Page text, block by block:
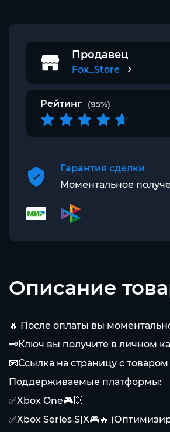
Продавец
Fox_Store
Рейтинг (95%)
Гарантия сделки
Моментальное
Описание
🔥 После оплаты вы
🗝️Ключ вы получите в личном
📧Ссылка на страницу с
Поддерживаемые платформы:
✅Xbox One🎮💥
✅Xbox Series S|X🎮🔥